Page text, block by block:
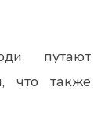
путают
что также